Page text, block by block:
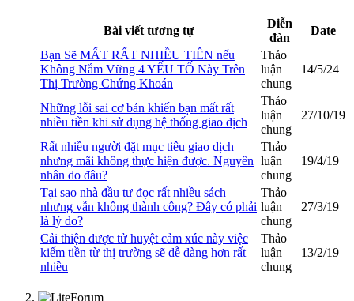
Bài viết tương tự
Diễn
đàn
Date
Bạn Sẽ MẤT RẤT NHIỀU TIỀN nếu
Không Nắm Vững 4 YẾU TỐ Này Trên
Thị Trường Chứng Khoán
Thảo
luận
chung
14/5/24
Những lỗi sai cơ bản khiến bạn mất rất
nhiều tiền khi sử dụng hệ thống giao dịch
Thảo
luận
chung
27/10/19
Rất nhiều người đặt mục tiêu giao dịch
nhưng mãi không thực hiện được. Nguyên
nhân do đâu?
Thảo
luận
chung
19/4/19
Tại sao nhà đầu tư đọc rất nhiều sách
nhưng vẫn không thành công? Đây có phải
là lý do?
Thảo
luận
chung
27/3/19
Cải thiện được tử huyệt cảm xúc này việc
kiếm tiền từ thị trường sẽ dễ dàng hơn rất
nhiều
Thảo
luận
chung
13/2/19